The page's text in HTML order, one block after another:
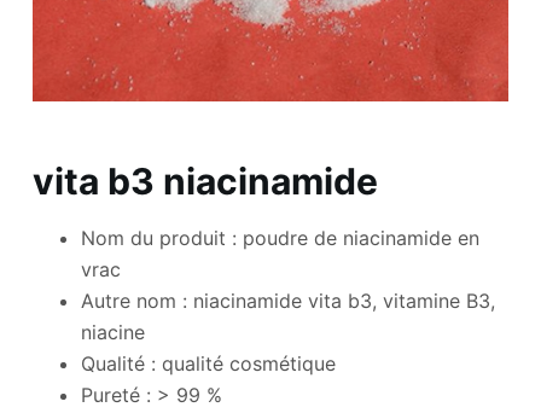
vita b3 niacinamide
Nom du produit : poudre de niacinamide en
vrac
Autre nom : niacinamide vita b3, vitamine B3,
niacine
Qualité : qualité cosmétique
Pureté : > 99 %